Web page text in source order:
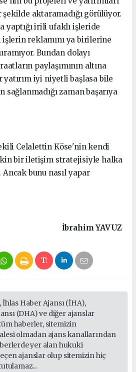
aktaramadığı görülüyor.
yaptığı irili ufaklı işleride
işlerin reklamını ya birilerine
Bundan dolayı
paylaşımının altına
iyi niyetli başlasa bile
zaman başarıya
Celalettin Köse'nin kendi
bir iletişim stratejisiyle halka
bunu nasıl yapar
İbrahim YAVUZ
Haber Ajansı (İHA),
(DHA) ve diğer ajanslar
haberler, sitemizin
olmadan ajans kanallarından
yer alan hukuki
ajanslar olup sitemizin hiç